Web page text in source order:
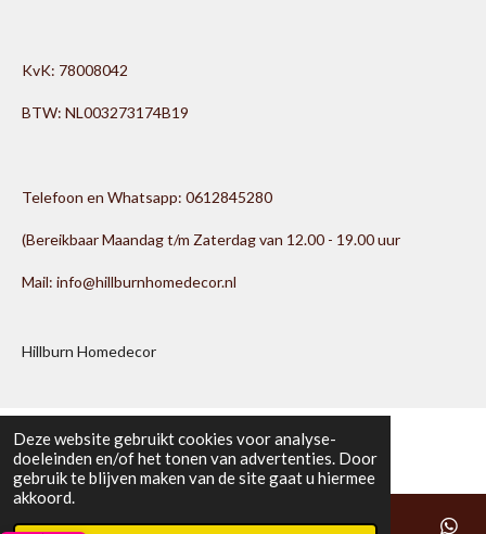
Deze website gebruikt cookies voor analyse-
doeleinden en/of het tonen van advertenties. Door
gebruik te blijven maken van de site gaat u hiermee
akkoord.
KvK: 78008042
BTW: NL003273174B19
Telefoon en Whatsapp: 0612845280
(Bereikbaar Maandag t/m Zaterdag van 12.00 - 19.00 uur
Mail: info@hillburnhomedecor.nl
Hillburn Homedecor